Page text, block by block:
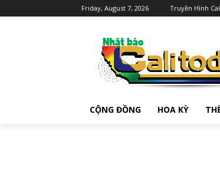
Friday, August 7, 2026 Truyền Hình
CỘNG ĐỒNG HOA KỲ